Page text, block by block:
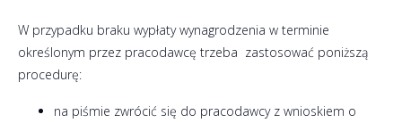
W przypadku braku wypłaty wynagrodzenia w terminie
określonym przez pracodawcę trzeba zastosować poniższą
procedurę:
na piśmie zwrócić się do pracodawcy z wnioskiem o